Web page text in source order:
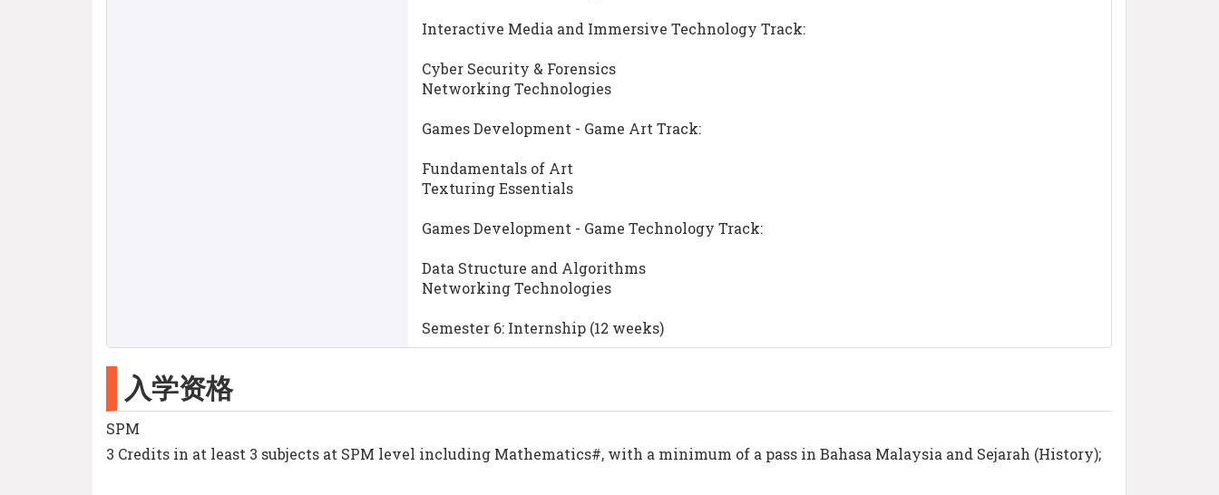
Interactive Media and Immersive Technology Track:
Cyber Security & Forensics
Networking Technologies
Games Development - Game Art Track:
Fundamentals of Art
Texturing Essentials
Games Development - Game Technology Track:
Data Structure and Algorithms
Networking Technologies
Semester 6: Internship (12 weeks)
入学资格
SPM
3 Credits in at least 3 subjects at SPM level including Mathematics#, with a minimum of a pass in Bahasa Malaysia and Sejarah (History);